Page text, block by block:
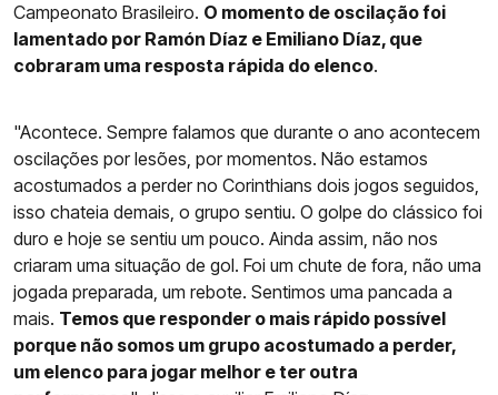
Campeonato Brasileiro. O momento de oscilação foi
lamentado por Ramón Díaz e Emiliano Díaz, que
cobraram uma resposta rápida do elenco.
"Acontece. Sempre falamos que durante o ano acontecem
oscilações por lesões, por momentos. Não estamos
acostumados a perder no Corinthians dois jogos seguidos,
isso chateia demais, o grupo sentiu. O golpe do clássico foi
duro e hoje se sentiu um pouco. Ainda assim, não nos
criaram uma situação de gol. Foi um chute de fora, não uma
jogada preparada, um rebote. Sentimos uma pancada a
mais. Temos que responder o mais rápido possível
porque não somos um grupo acostumado a perder,
um elenco para jogar melhor e ter outra